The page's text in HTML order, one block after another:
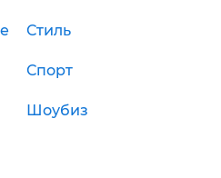
Стиль
Спорт
Шоубиз